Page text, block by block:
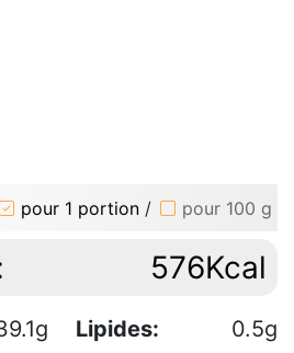
pour 1 portion / pour 100 g
576Kcal
Lipides:
0.5g